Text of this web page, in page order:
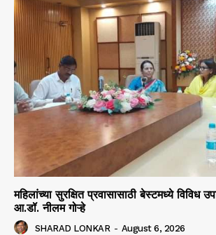
महिलांच्या सुरक्षित प्रवासासाठी बेस्टमध्ये विविध
आ.डॉ. नीलम गोऱ्हे
SHARAD LONKAR - August 6, 2026